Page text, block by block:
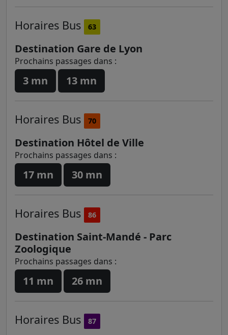
Horaires Bus 63
Destination Gare de Lyon
Prochains passages dans :
3 mn 13 mn
Horaires Bus 70
Destination Hôtel de Ville
Prochains passages dans :
17 mn 30 mn
Horaires Bus 86
Destination Saint-Mandé - Parc
Zoologique
Prochains passages dans :
11 mn 26 mn
Horaires Bus 87